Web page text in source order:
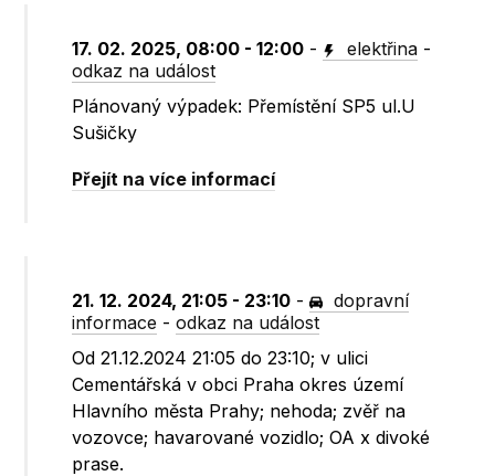
17. 02. 2025, 08:00 - 12:00 - elektřina -
odkaz na událost
Plánovaný výpadek: Přemístění SP5 ul.U
Sušičky
Přejít na více informací
21. 12. 2024, 21:05 - 23:10 -
dopravní
informace -odkaz na událost
Od 21.12.2024 21:05 do 23:10; v ulici
Cementářská v obci Praha okres území
Hlavního města Prahy; nehoda; zvěř na
vozovce; havarované vozidlo; OA x divoké
prase.